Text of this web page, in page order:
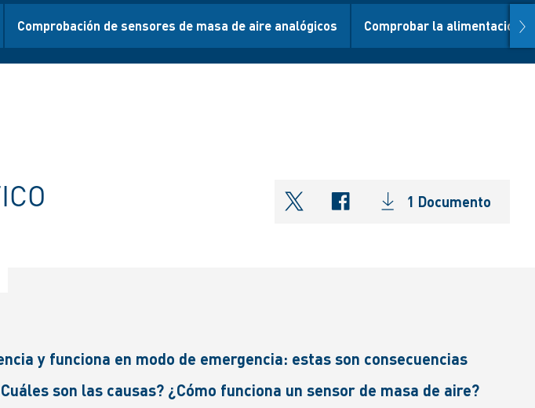
Comprobación de sensores de masa de aire analógicos Comprobar la alimentación
shareOntwitter
shareOnfacebook
1 Documento
y funciona en modo de emergencia: estas son consecuencias
son las causas? ¿Cómo funciona un sensor de masa de aire?